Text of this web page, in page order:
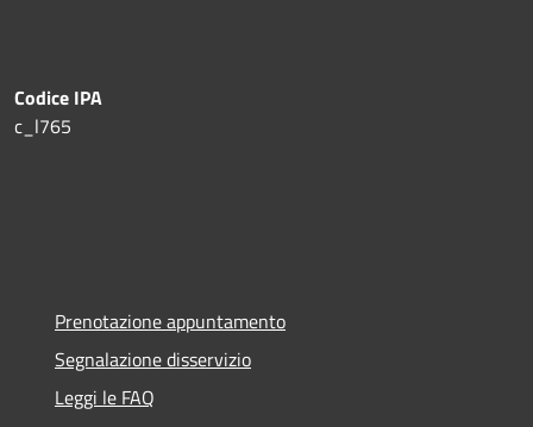
Codice IPA
c_l765
Prenotazione appuntamento
Segnalazione disservizio
Leggi le FAQ